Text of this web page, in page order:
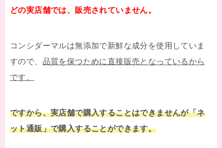
どの実店舗では、販売されていません。
コンシダーマルは無添加で新鮮な成分を使用していま
すので、 品質を保つために直接販売となっているから
です。
ですから、実店舗で購入することはできませんが「ネ
ット通販」で購入することができます。